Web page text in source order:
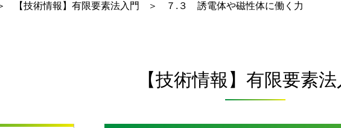
【技術情報】有限要素法入門 ７.３ 誘電体や磁性体に働く力
【技術情報】有限要素法